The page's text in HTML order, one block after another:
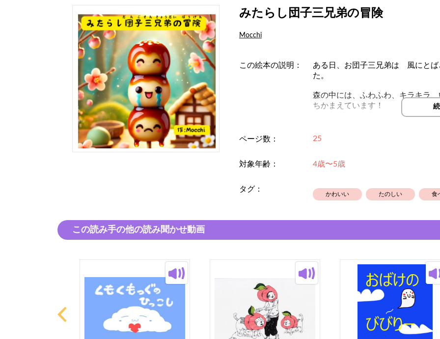
みたらし団子三兄弟の冒険
Mocchi
この絵本の説明：
ある日、お団子三兄弟は 風にと
た。
森の中には、ふわふわ、キラキラ
ちかまえています！
ドキドキワクワクの和菓子の森へ
ページ数： 25
対象年齢： 4歳〜5歳
タグ：
かわいい たのしい 食
この読み手の他の読み聞かせ動画